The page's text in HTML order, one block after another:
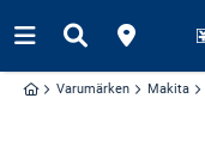
Varumärken Makita